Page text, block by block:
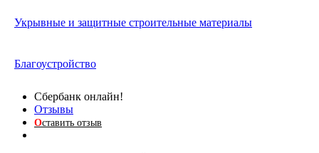
Укрывные и защитные строительные материалы
Благоустройство
Сбербанк онлайн!
Отзывы
Оставить отзыв